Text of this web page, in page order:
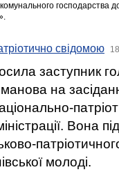
комунального господарства
свідомою
заступник
на
Вона
молоді.